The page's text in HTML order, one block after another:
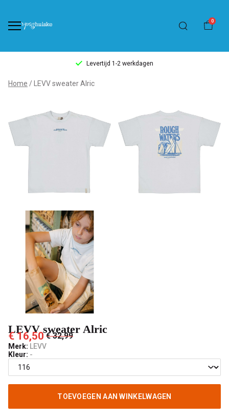
0
Levertijd 1-2 werkdagen
LEVV
sweater
Alric
Pashuiske
Home LEVV sweater Alric
LEVV sweater Alric
€ 16,50 € 32,99
Merk: LEVV
Kleur: -
TOEVOEGEN AAN WINKELWAGEN